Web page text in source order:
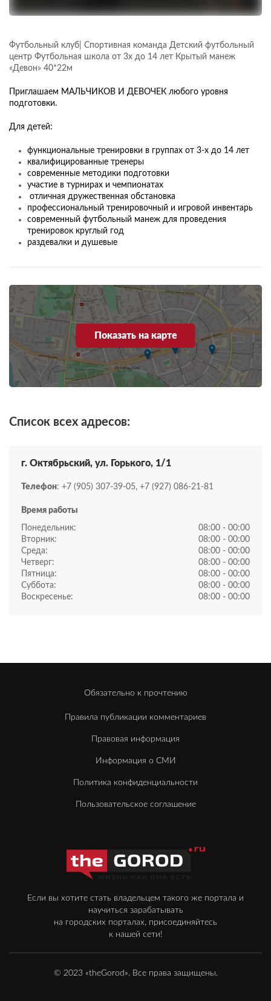
Футбольный клуб| Спортивная команда Детский футбольный
центр Футбольная школа от 3х до 14 лет Крытый манеж
«Девон» 40*22м
Приглашаем МАЛЬЧИКОВ И ДЕВОЧЕК любого уровня
подготовки.
Для детей:
функциональные тренировки в группах от 3-х до 14 лет
квалифицированные тренеры
современные методики подготовки
участие в турнирах и чемпионатах
отличная дружественная обстановка
профессиональный тренировочный и игровой инвентарь
современный футбольный манеж для проведения
тренировок круглый год
раздевалки и душевые
Показать на карте
Список всех адресов:
г. Октябрьский, ул. Горького, 1/1​
Телефон: +7 (905) 307-39-05, +7 (927) 086-21-81
Время работы
Понедельник:
08:00 - 00:00
Вторник:
08:00 - 00:00
Среда:
08:00 - 00:00
Четверг:
08:00 - 00:00
Пятница:
08:00 - 00:00
Суббота:
08:00 - 00:00
Воскресенье:
08:00 - 00:00
Обязательно к прочтению
Правила публикации комментариев
Правовая информация
Информация о СМИ
Политика конфиденциальности
Пользовательское соглашение
Если вы хотите стать владельцем такого же портала и
научиться зарабатывать
на городских порталах, присоединяйтесь
к нашей сети!
© 2023 «theGorod». Все права защищены.